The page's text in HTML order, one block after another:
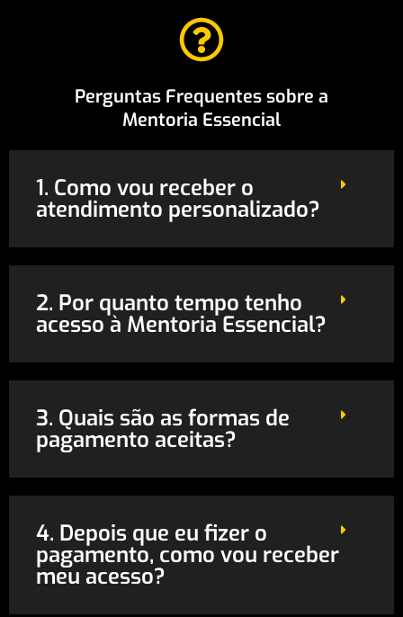
Perguntas Frequentes sobre a
Mentoria Essencial
1. Como vou receber o
atendimento personalizado?
2. Por quanto tempo tenho
acesso à Mentoria Essencial?
3. Quais são as formas de
pagamento aceitas?
4. Depois que eu fizer o
pagamento, como vou receber
meu acesso?